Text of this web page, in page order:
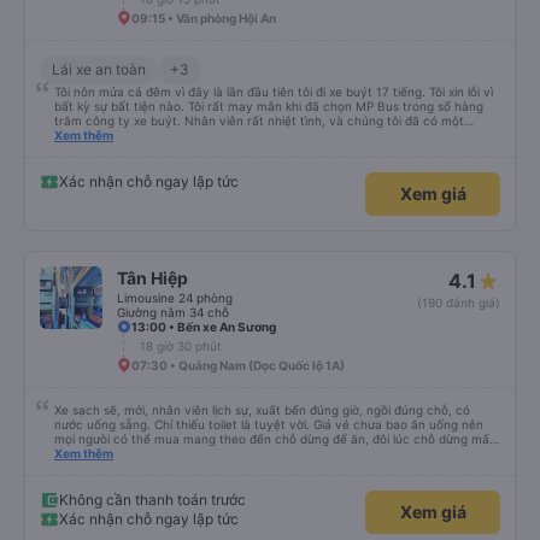
09:15 • Văn phòng Hội An
Lái xe an toàn +3
Tôi nôn mửa cả đêm vì đây là lần đầu tiên tôi đi xe buýt 17 tiếng. Tôi xin lỗi vì
bất kỳ sự bất tiện nào. Tôi rất may mắn khi đã chọn MP Bus trong số hàng
trăm công ty xe buýt. Nhân viên rất nhiệt tình, và chúng tôi đã có một
chuyến đi sạch sẽ, thoải mái. Chúng tôi thậm chí còn được nghỉ ăn. Điều
tôi. Nếu bạn muốn đi du lịch an toàn và thoải mái ở một đất nước xa lạ, MP
Bus chắc chắn nên là lựa chọn hàng đầu của bạn. ;)
Xem thêm
Xác nhận chỗ ngay lập tức
Xem giá
Tân Hiệp
Limousine 24 phòng
Giường nằm 34 chỗ
4.1
(190 đánh giá)
13:00 • Bến xe An Sương
18 giờ 30 phút
07:30 • Quảng Nam (Dọc Quốc lộ 1A)
Xe sạch sẽ, mới, nhân viên lịch sự, xuất bến đúng giờ, ngồi đúng chỗ, có
nước uống sẵng. Chỉ thiếu toilet là tuyệt vời. Giá vé chưa bao ăn uống nên
mọi ngưòi có thể mua mang theo đến chỗ dừng để ăn, đôi lúc chỗ dừng mấy
món bạn ko thích hoặc giá cả hơi cao! Còn lại nhà xe rất ok, nên đi.
Xem thêm
Không cần thanh toán trước
Xác nhận chỗ ngay lập tức
Xem giá